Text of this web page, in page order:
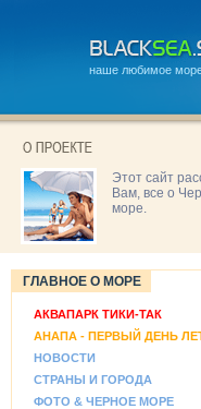
наше любимое
Этот сайт
Вам, все о
море.
ГЛАВНОЕ О МОРЕ
АКВАПАРК ТИКИ-ТАК
АНАПА - ПЕРВЫЙ ДЕНЬ
НОВОСТИ
СТРАНЫ И ГОРОДА
ФОТО & ЧЕРНОЕ МОРЕ